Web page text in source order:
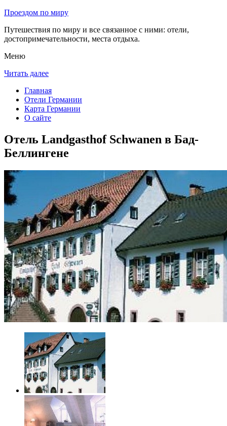
Проездом по миру
Путешествия по миру и все связанное с ними: отели,
достопримечательности, места отдыха.
Меню
Читать далее
Главная
Отели Германии
Карта Германии
О сайте
Отель Landgasthof Schwanen в Бад-
Беллингене